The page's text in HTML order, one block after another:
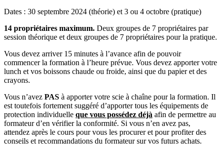
Dates : 30 septembre 2024 (théorie) et 3 ou 4 octobre (pratique)
14 propriétaires maximum. Deux groupes de 7 propriétaires par
session théorique et deux groupes de 7 propriétaires pour la pratique.
Vous devez arriver 15 minutes à l’avance afin de pouvoir
commencer la formation à l’heure prévue. Vous devez apporter votre
lunch et vos boissons chaude ou froide, ainsi que du papier et des
crayons.
Vous n’avez PAS à apporter votre scie à chaîne pour la formation. Il
est toutefois fortement suggéré d’apporter tous les équipements de
protection individuelle que vous possédez déjà afin de permettre au
formateur d’en vérifier la conformité. Si vous n’en avez pas,
attendez après le cours pour vous les procurer et pour profiter des
conseils et recommandations du formateur sur vos futurs achats.